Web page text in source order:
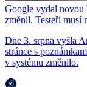
Google vydal novou
změnil. Testeři musí
Dne 3. srpna vyšla
stránce s
v systému změnilo.